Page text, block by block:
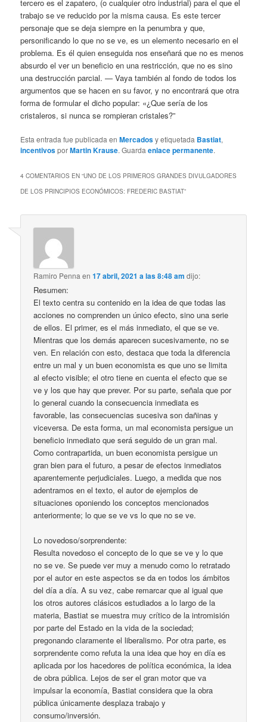
tercero es el zapatero, (o cualquier otro industrial) para el que el
trabajo se ve reducido por la misma causa. Es este tercer
personaje que se deja siempre en la penumbra y que,
personificando lo que no se ve, es un elemento necesario en el
problema. Es él quien enseguida nos enseñará que no es menos
absurdo el ver un beneficio en una restricción, que no es sino
una destrucción parcial. — Vaya también al fondo de todos los
argumentos que se hacen en su favor, y no encontrará que otra
forma de formular el dicho popular: «¿Que sería de los
cristaleros, si nunca se rompieran cristales?”
Esta entrada fue publicada enMercadosy etiquetada Bastiat,
incentivosporMartin Krause. Guardaenlace permanente.
4 COMENTARIOS EN “UNO DE LOS PRIMEROS GRANDES DIVULGADORES
DE LOS PRINCIPIOS ECONÓMICOS: FREDERIC BASTIAT”
Ramiro Penna en17 abril, 2021 a las 8:48 am dijo:
Resumen:
El texto centra su contenido en la idea de que todas las
acciones no comprenden un único efecto, sino una serie
de ellos. El primer, es el más inmediato, el que se ve.
Mientras que los demás aparecen sucesivamente, no se
ven. En relación con esto, destaca que toda la diferencia
entre un mal y un buen economista es que uno se limita
al efecto visible; el otro tiene en cuenta el efecto que se
ve y los que hay que prever. Por su parte, señala que por
lo general cuando la consecuencia inmediata es
favorable, las consecuencias sucesiva son dañinas y
viceversa. De esta forma, un mal economista persigue un
beneficio inmediato que será seguido de un gran mal.
Como contrapartida, un buen economista persigue un
gran bien para el futuro, a pesar de efectos inmediatos
aparentemente perjudiciales. Luego, a medida que nos
adentramos en el texto, el autor de ejemplos de
situaciones oponiendo los conceptos mencionados
anteriormente; lo que se ve vs lo que no se ve.
Lo novedoso/sorprendente:
Resulta novedoso el concepto de lo que se ve y lo que
no se ve. Se puede ver muy a menudo como lo retratado
por el autor en este aspectos se da en todos los ámbitos
del día a día. A su vez, cabe remarcar que al igual que
los otros autores clásicos estudiados a lo largo de la
materia, Bastiat se muestra muy crítico de la intromisión
por parte del Estado en la vida de la sociedad;
pregonando claramente el liberalismo. Por otra parte, es
sorprendente como refuta la una idea que hoy en día es
aplicada por los hacedores de política económica, la idea
de obra pública. Lejos de ser el gran motor que va
impulsar la economía, Bastiat considera que la obra
pública únicamente desplaza trabajo y
consumo/inversión.